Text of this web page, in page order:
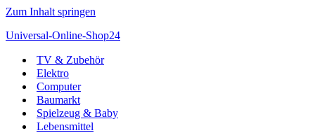
Zum Inhalt springen
Universal-Online-Shop24
TV & Zubehör
Elektro
Computer
Baumarkt
Spielzeug & Baby
Lebensmittel